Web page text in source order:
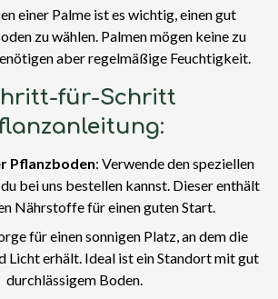
einer Palme ist es wichtig, einen gut
zu wählen. Palmen mögen keine zu
aber regelmäßige Feuchtigkeit.
für-Schritt
Pflanzboden: Verwende den speziellen
bei uns bestellen kannst. Dieser enthält
Nährstoffe für einen guten Start.
für einen sonnigen Platz, an dem die
Licht erhält. Ideal ist ein Standort mit gut
durchlässigem Boden.